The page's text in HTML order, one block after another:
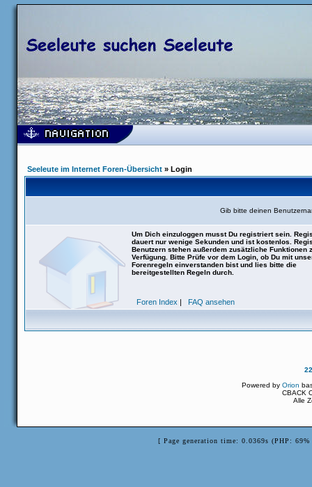
Seeleute im Internet Foren-Übersicht » Login
Gib bitte deinen
Um Dich einzuloggen musst Du registriert sein.
dauert nur wenige Sekunden und ist kostenlos.
Benutzern stehen außerdem zusätzliche Funktionen
Verfügung. Bitte Prüfe vor dem Login, ob Du mit
Forenregeln einverstanden bist und lies bitte die
bereitgestellten Regeln durch.
Foren Index | FAQ ansehen
Powered byOrion
CBACK
Alle
[ Page generation time: 0.0369s (PHP: